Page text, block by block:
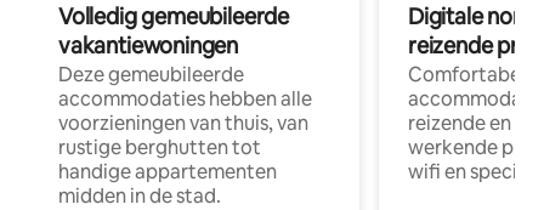
Volledig gemeubileerde
vakantiewoningen
Deze gemeubileerde
accommodaties hebben alle
voorzieningen van thuis, van
rustige berghutten tot
handige appartementen
midden in de stad.
Digitale
reizende
Comfortabele
reizende en
werkende
wifi en